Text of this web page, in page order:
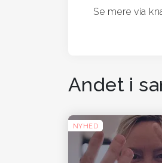
Se mere via
Andet i
NYHED